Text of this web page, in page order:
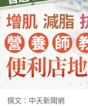
撰文： 中天新聞網